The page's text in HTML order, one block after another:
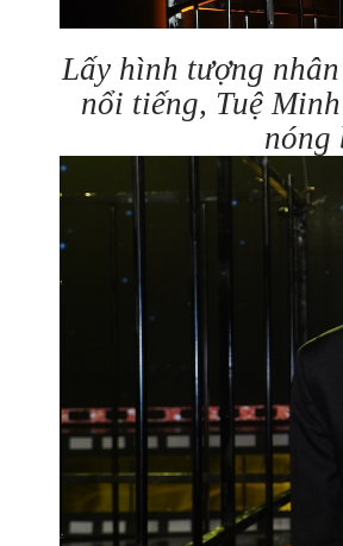
Lấy hình tượng
nổi tiếng, Tuệ
nóng